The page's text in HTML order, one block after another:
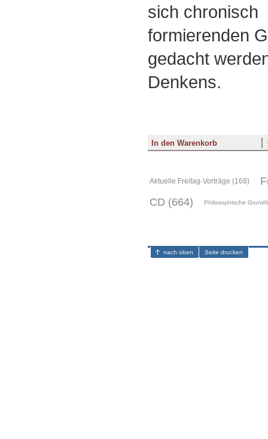
sich chronisch
formierenden
gedacht
Denkens.
Aktuelle Freitag-Vorträge (168)
CD (664)
Philosophische
nach oben Seite drucken